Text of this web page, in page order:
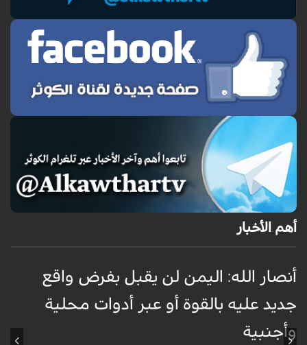
أهم الأخبار
أنصار الله: اليمن لن يقبل بفرض واقع
جديد عليه بالقوة أو عبر أدوات محلية
وأجنبية